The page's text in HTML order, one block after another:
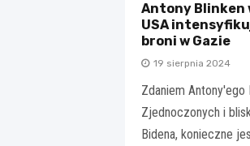
Antony Blinken
USA
broni w Gazie
19 sierpnia 2024
Zdaniem Antony'ego
Zjednoczonych i
Bidena, konieczne